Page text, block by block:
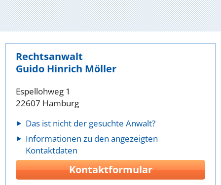
Rechtsanwalt
Guido Hinrich Möller
Espellohweg 1
22607 Hamburg
Das ist nicht der gesuchte Anwalt?
Informationen zu den angezeigten
Kontaktdaten
Kontaktformular